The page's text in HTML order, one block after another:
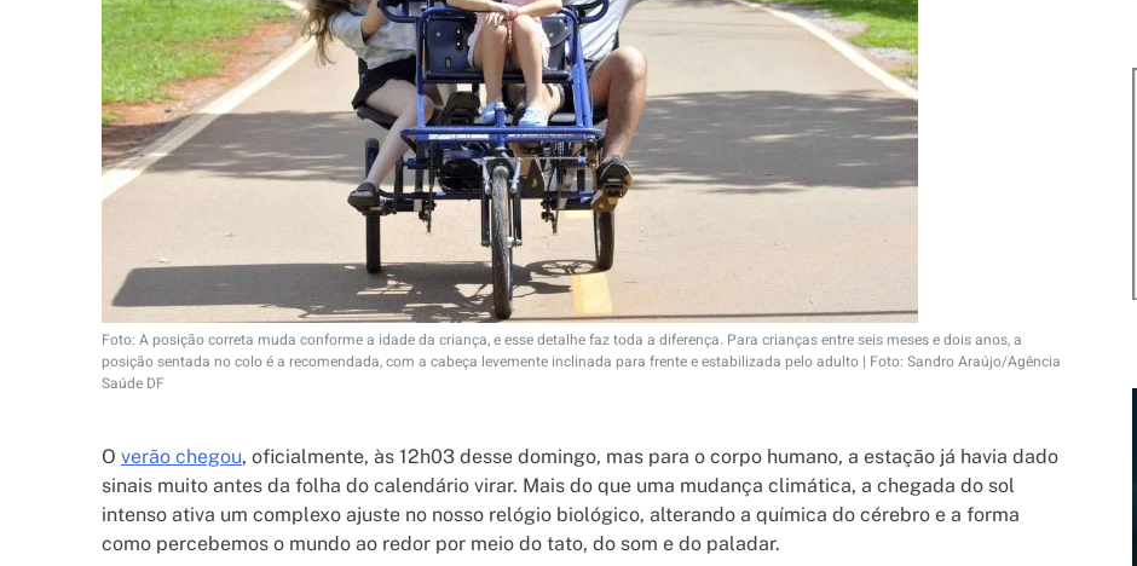
Foto: A posição correta muda conforme a idade da criança, e esse detalhe faz toda a diferença. Para crianças entre seis meses e dois anos, a
posição sentada no colo é a recomendada, com a cabeça levemente inclinada para frente e estabilizada pelo adulto | Foto: Sandro Araújo/Agência
Saúde DF
O verão chegou, oficialmente, às 12h03 desse domingo, mas para o corpo humano, a estação já havia dado
sinais muito antes da folha do calendário virar. Mais do que uma mudança climática, a chegada do sol
intenso ativa um complexo ajuste no nosso relógio biológico, alterando a química do cérebro e a forma
como percebemos o mundo ao redor por meio do tato, do som e do paladar.